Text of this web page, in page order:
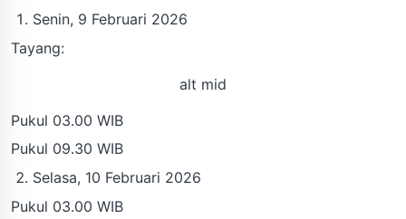
Senin, 9 Februari 2026
Tayang:
alt mid
Pukul 03.00 WIB
Pukul 09.30 WIB
Selasa, 10 Februari 2026
Pukul 03.00 WIB